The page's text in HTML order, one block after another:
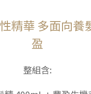
精華 多面向養
盈
整組含: